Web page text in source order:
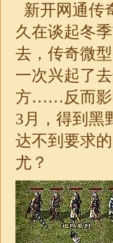
新开网通传
久在谈起冬
去，传奇微
一次兴起了
方……反而影
3月，得到黑
达不到要求的
尤？